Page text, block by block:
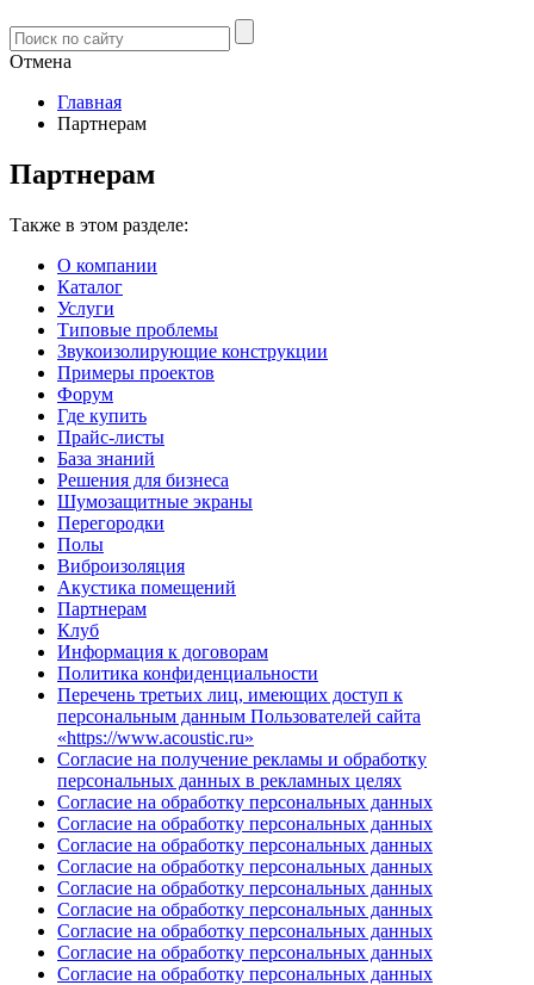
Отмена
Главная
Партнерам
Партнерам
Также в этом разделе:
О компании
Каталог
Услуги
Типовые проблемы
Звукоизолирующие конструкции
Примеры проектов
Форум
Где купить
Прайс-листы
База знаний
Решения для бизнеса
Шумозащитные экраны
Перегородки
Полы
Виброизоляция
Акустика помещений
Партнерам
Клуб
Информация к договорам
Политика конфиденциальности
Перечень третьих лиц, имеющих доступ к
персональным данным Пользователей сайта
«https://www.acoustic.ru»
Согласие на получение рекламы и обработку
персональных данных в рекламных целях
Согласие на обработку персональных данных
Согласие на обработку персональных данных
Согласие на обработку персональных данных
Согласие на обработку персональных данных
Согласие на обработку персональных данных
Согласие на обработку персональных данных
Согласие на обработку персональных данных
Согласие на обработку персональных данных
Согласие на обработку персональных данных